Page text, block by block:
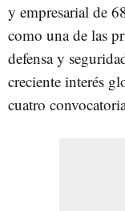
y empresarial de
como una de las
defensa y
creciente interés
cuatro